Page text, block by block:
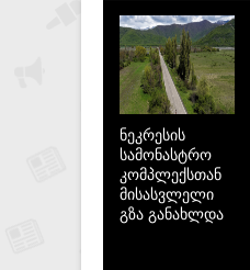
ნეკრესის
სამონასტრო
კომპლექსთან
მისასვლელი
გზა განახლდა